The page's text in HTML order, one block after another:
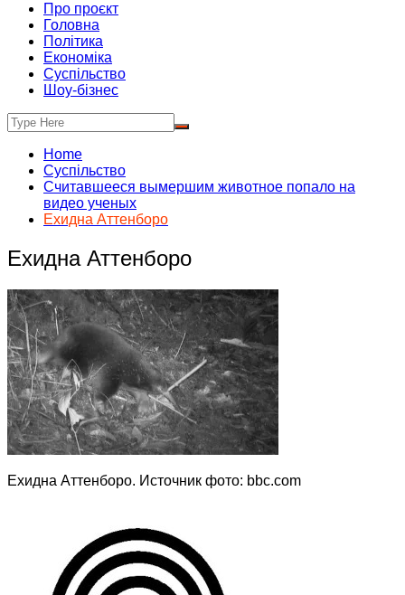
Про проєкт
Головна
Політика
Економіка
Суспільство
Шоу-бізнес
Home
Суспільство
Считавшееся вымершим животное попало на
видео ученых
Ехидна Аттенборо
Ехидна Аттенборо
Ехидна Аттенборо. Источник фото: bbc.com